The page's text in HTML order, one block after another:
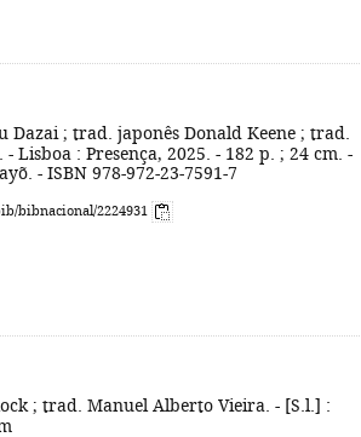
Dazai ; trad. japonês Donald Keene ; trad.
Lisboa : Presença, 2025. - 182 p. ; 24 cm. -
- ISBN 978-972-23-7591-7
bibnacional/2224931
; trad. Manuel Alberto Vieira. - [S.l.] :